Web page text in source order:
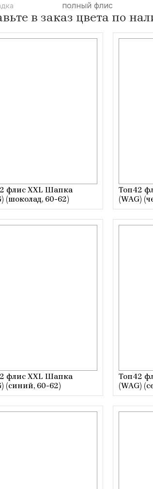
полный флис
в заказ цвета по
флис XXL Шапка
(шоколад, 60-62)
Топ42
(WAG)
флис XXL Шапка
(синий, 60-62)
Топ42
(WAG)